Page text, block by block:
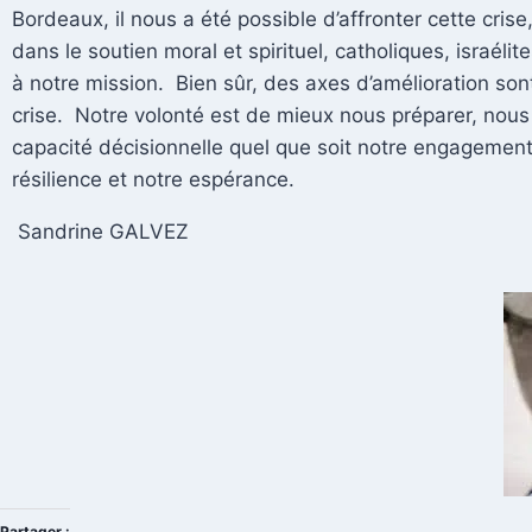
Bordeaux, il nous a été possible d’affronter cette
dans le soutien moral et spirituel, catholiques,
à notre mission. Bien sûr, des axes d’amélioration
crise. Notre volonté est de mieux nous préparer,
capacité décisionnelle quel que soit notre
résilience et notre espérance.
Sandrine GALVEZ